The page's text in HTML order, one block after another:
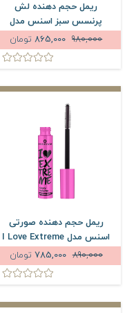
ریمل حجم دهنده لش
پرنسس سبز اسنس مدل
False Lash Effect
980,000 تومان
ریمل حجم دهنده صورتی
اسنس مدل I Love Extreme
Crazy Volume890,000
785,000 تومان